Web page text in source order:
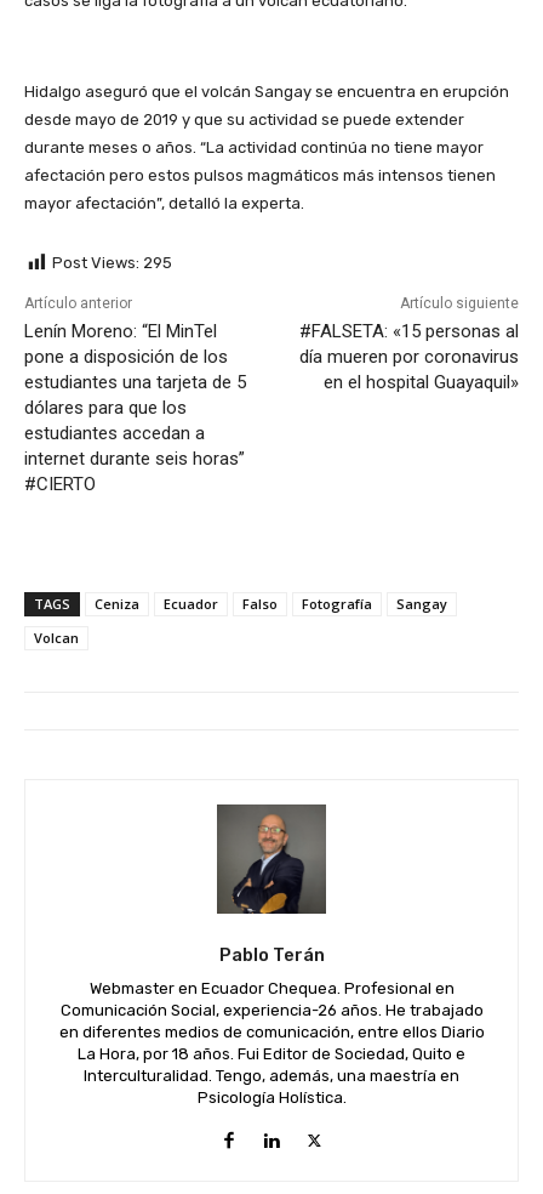
Hidalgo aseguró que el volcán Sangay se encuentra en erupción
desde mayo de 2019 y que su actividad se puede extender
durante meses o años. “La actividad continúa no tiene mayor
afectación pero estos pulsos magmáticos más intensos tienen
mayor afectación”, detalló la experta.
Post Views: 295
Artículo anterior
Lenín Moreno: “El MinTel
pone a disposición de los
estudiantes una tarjeta de 5
dólares para que los
estudiantes accedan a
internet durante seis horas”
#CIERTO
Artículo siguiente
#FALSETA: «15 personas al
día mueren por coronavirus
en el hospital Guayaquil»
TAGS Ceniza Ecuador Falso Fotografía
Sangay
Volcan
Pablo Terán
Webmaster en Ecuador Chequea. Profesional en
Comunicación Social, experiencia-26 años. He trabajado
en diferentes medios de comunicación, entre ellos Diario
La Hora, por 18 años. Fui Editor de Sociedad, Quito e
Interculturalidad. Tengo, además, una maestría en
Psicología Holística.